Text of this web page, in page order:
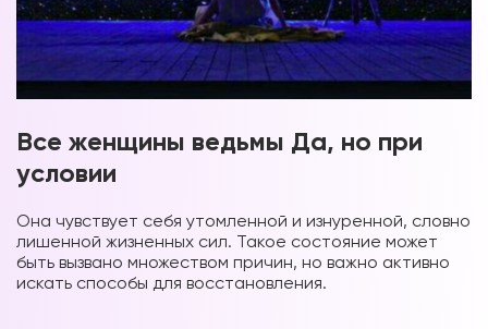
Все женщины ведьмы Да, но при
условии
Она чувствует себя утомленной и изнуренной, словно
лишенной жизненных сил. Такое состояние может
быть вызвано множеством причин, но важно активно
искать способы для восстановления.